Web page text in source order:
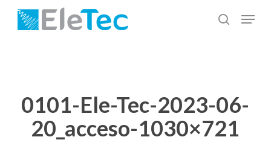
Salta
cerca
Menu
0101-Ele-Tec-2023-06-
20_acceso-1030×721